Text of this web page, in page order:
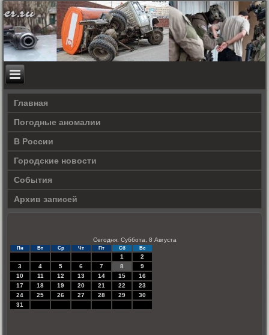
Главная
Погодные аномалии
В России
Городские новости
События
Архив записей
Сегодня: Суббота, 8 Августа
Пн Вт Ср Чт Пт Сб Вс
1
2
3
4 5 6 7 8
9
10
11 12 13 14 15
16
17
18 19 20 21 22
23
24
25 26 27 28 29
30
31